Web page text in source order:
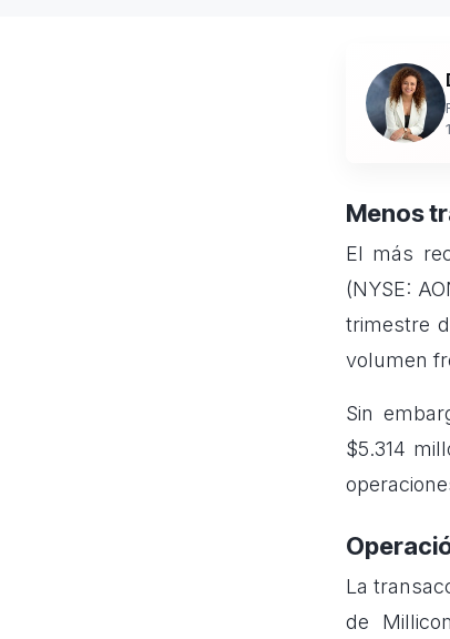
Menos
El más
(NYSE:
trimestre
volumen
Sin
$5.314
La
de